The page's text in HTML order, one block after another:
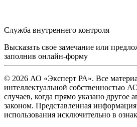
Служба внутреннего контроля
Высказать свое замечание или
заполнив онлайн-форму
© 2026 АО «Эксперт РА». Все
интеллектуальной собственностью
случаев, когда прямо указано другое
законом. Представленная
использования исключительно в